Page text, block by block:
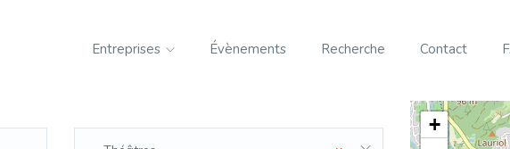
Entreprises Évènements Recherche Contact
+